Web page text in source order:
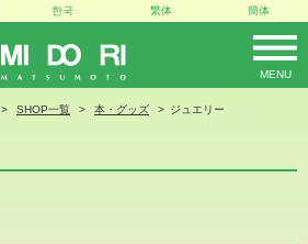
MIDORI
MENU
한국 繁体 簡体
SHOP一覧 本・グッズ ジュエリー